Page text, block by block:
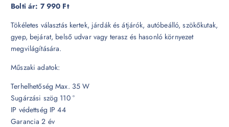
Bolti ár: 7 990 Ft
Tökéletes választás kertek, járdák és átjárók, autóbeálló, szökőkutak,
gyep, bejárat, belső udvar vagy terasz és hasonló környezet
megvilágítására.
Műszaki adatok:
Terhelhetőség Max. 35 W
Sugárzási szög 110 °
IP védettség IP 44
Garancia 2 év